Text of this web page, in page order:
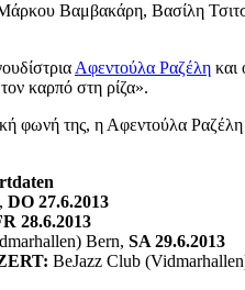
Βαμβακάρη, Βασίλη
Αφεντούλα Ραζέλη και
καρπό στη ρίζα».
φωνή της, η Αφεντούλα
DO 27.6.2013
28.6.2013
Bern, SA 29.6.2013
BeJazz Club